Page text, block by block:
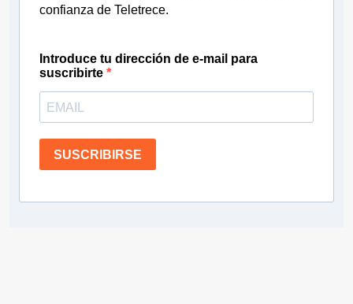
confianza de Teletrece.
Introduce tu dirección de e-mail para
suscribirte
SUSCRIBIRSE